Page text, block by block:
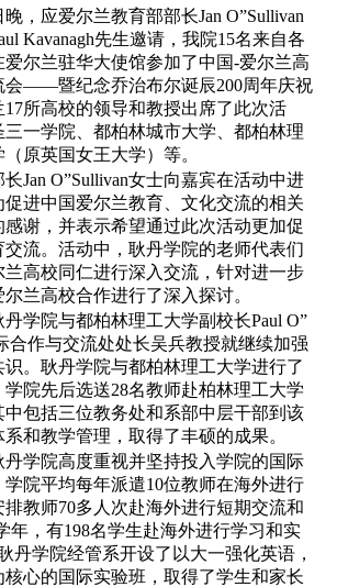
，应爱尔兰教育部部长Jan O”Sullivan
Kavanagh先生邀请，我院15名来自各
尔兰驻华大使馆参加了中国-爱尔兰高
会――暨纪念乔治布尔诞辰200周年庆祝
所高校的领导和教授出席了此次活
一学院、都柏林城市大学、都柏林理
原英国女王大学）等。
Jan O”Sullivan女士向嘉宾在活动中进
进中国爱尔兰教育、文化交流的相关
感谢，并表示希望通过此次活动更加促
流。活动中，耿丹学院的老师代表们
高校同仁进行深入交流，针对进一步
兰高校合作进行了深入探讨。
学院与都柏林理工大学副校长Paul O”
合作与交流处处长吴兵教授就继续加强
。耿丹学院与都柏林理工大学进行了
院先后选送28名教师赴柏林理工大学
包括三位教务处和系部中层干部到该
和教学管理，取得了丰硕的成果。
学院高度重视并坚持投入学院的国际
院平均每年派遣10位教师在海外进行
教师70多人次赴海外进行短期交流和
年，有198名学生赴海外进行学习和实
丹学院经管系开设了以大一强化英语，
心的国际实验班，取得了学生和家长